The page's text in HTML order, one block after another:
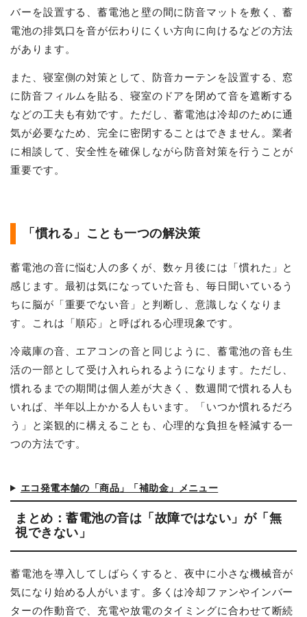
バーを設置する、蓄電池と壁の間に防音マットを敷く、蓄
電池の排気口を音が伝わりにくい方向に向けるなどの方法
があります。
また、寝室側の対策として、防音カーテンを設置する、窓
に防音フィルムを貼る、寝室のドアを閉めて音を遮断する
などの工夫も有効です。ただし、蓄電池は冷却のために通
気が必要なため、完全に密閉することはできません。業者
に相談して、安全性を確保しながら防音対策を行うことが
重要です。
「慣れる」ことも一つの解決策
蓄電池の音に悩む人の多くが、数ヶ月後には「慣れた」と
感じます。最初は気になっていた音も、毎日聞いているう
ちに脳が「重要でない音」と判断し、意識しなくなりま
す。これは「順応」と呼ばれる心理現象です。
冷蔵庫の音、エアコンの音と同じように、蓄電池の音も生
活の一部として受け入れられるようになります。ただし、
慣れるまでの期間は個人差が大きく、数週間で慣れる人も
いれば、半年以上かかる人もいます。「いつか慣れるだろ
う」と楽観的に構えることも、心理的な負担を軽減する一
つの方法です。
エコ発電本舗の「商品」「補助金」メニュー
まとめ：蓄電池の音は「故障ではない」が「無
視できない」
蓄電池を導入してしばらくすると、夜中に小さな機械音が
気になり始める人がいます。多くは冷却ファンやインバー
ターの作動音で、充電や放電のタイミングに合わせて断続